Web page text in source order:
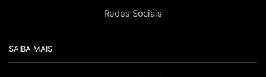
Redes Sociais
SAIBA MAIS